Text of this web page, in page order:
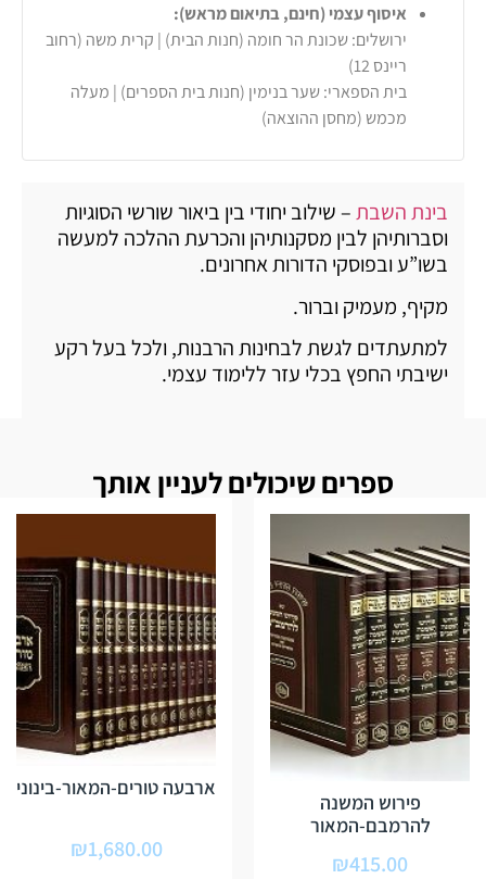
איסוף עצמי (חינם, בתיאום מראש):
ירושלים: שכונת הר חומה (חנות הבית) | קרית משה (רחוב
ריינס 12)
בית הספארי: שער בנימין (חנות בית הספרים) | מעלה
מכמש (מחסן ההוצאה)
בינת השבת– שילוב יחודי בין ביאור שורשי הסוגיות
וסברותיהן לבין מסקנותיהן והכרעת ההלכה למעשה
בשו”ע ובפוסקי הדורות אחרונים.
מקיף, מעמיק וברור.
למתעתדים לגשת לבחינות הרבנות, ולכל בעל רקע
ישיבתי החפץ בכלי עזר ללימוד עצמי.
ספרים שיכולים לעניין אותך
פירוש המשנה
להרמבם-המאור
₪415.00
ארבעה טורים-המאור-בינוני
₪1,680.00